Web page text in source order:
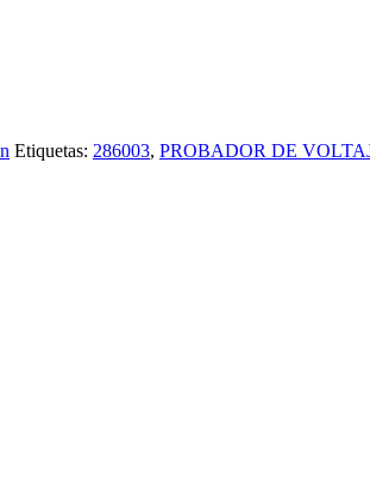
Etiquetas: 286003, PROBADOR DE